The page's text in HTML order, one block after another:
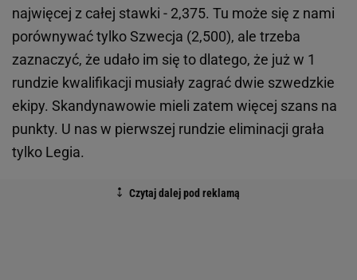
najwięcej z całej stawki - 2,375. Tu może się z nami
porównywać tylko Szwecja (2,500), ale trzeba
zaznaczyć, że udało im się to dlatego, że już w 1
rundzie kwalifikacji musiały zagrać dwie szwedzkie
ekipy. Skandynawowie mieli zatem więcej szans na
punkty. U nas w pierwszej rundzie eliminacji grała
tylko Legia.